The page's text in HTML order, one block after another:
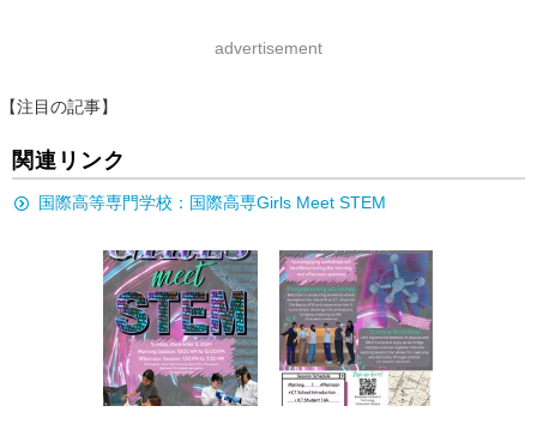
advertisement
【注目の記事】
関連リンク
国際高等専門学校：国際高専Girls Meet STEM